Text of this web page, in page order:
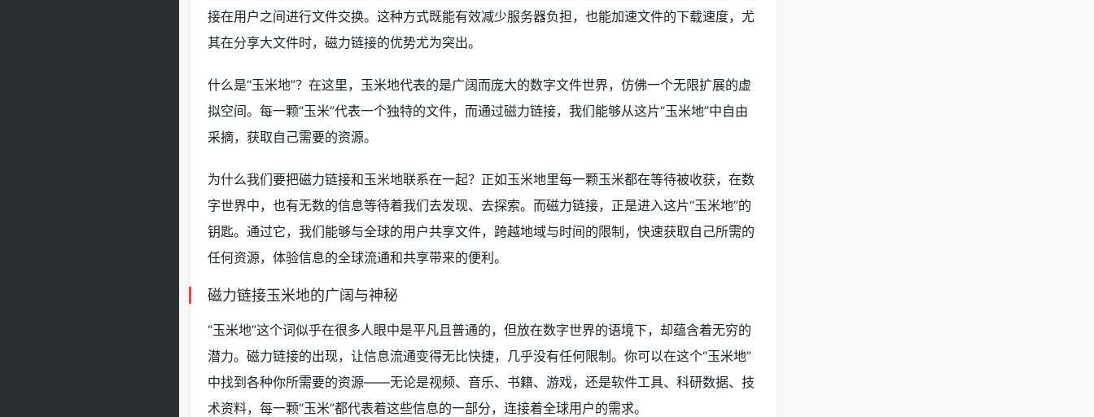
接在用户之间进行文件交换。这种方式既能有效减少服务器负担，也能加速文件的下载速度，尤
其在分享大文件时，磁力链接的优势尤为突出。
什么是“玉米地”？在这里，玉米地代表的是广阔而庞大的数字文件世界，仿佛一个无限扩展的虚
拟空间。每一颗“玉米”代表一个独特的文件，而通过磁力链接，我们能够从这片“玉米地”中自由
采摘，获取自己需要的资源。
为什么我们要把磁力链接和玉米地联系在一起？正如玉米地里每一颗玉米都在等待被收获，在数
字世界中，也有无数的信息等待着我们去发现、去探索。而磁力链接，正是进入这片“玉米地”的
钥匙。通过它，我们能够与全球的用户共享文件，跨越地域与时间的限制，快速获取自己所需的
任何资源，体验信息的全球流通和共享带来的便利。
磁力链接玉米地的广阔与神秘
“玉米地”这个词似乎在很多人眼中是平凡且普通的，但放在数字世界的语境下，却蕴含着无穷的
潜力。磁力链接的出现，让信息流通变得无比快捷，几乎没有任何限制。你可以在这个“玉米地”
中找到各种你所需要的资源——无论是视频、音乐、书籍、游戏，还是软件工具、科研数据、技
术资料，每一颗“玉米”都代表着这些信息的一部分，连接着全球用户的需求。